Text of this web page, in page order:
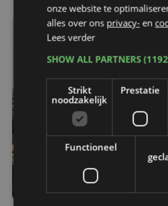
onze website te
alles over ons privacy- en
Lees verder
SHOW ALL PARTNERS
Strikt
noodzakelijk
Prestatie
Functioneel